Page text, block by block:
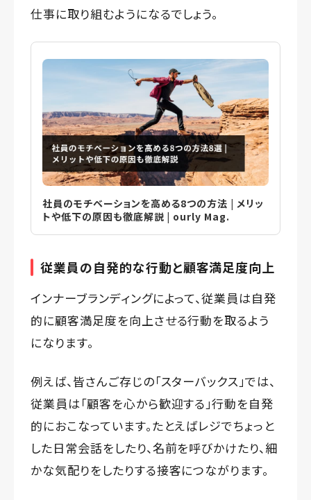
仕事に取り組むようになるでしょう。
社員のモチベーションを高める8つの方法 | メリッ
トや低下の原因も徹底解説 | ourly Mag.
従業員の自発的な行動と顧客満足度向上
インナーブランディングによって、従業員は自発
的に顧客満足度を向上させる行動を取るよう
になります。
例えば、皆さんご存じの「スターバックス」では、
従業員は「顧客を心から歓迎する」行動を自発
的におこなっています。たとえばレジでちょっと
した日常会話をしたり、名前を呼びかけたり、細
かな気配りをしたりする接客につながります。